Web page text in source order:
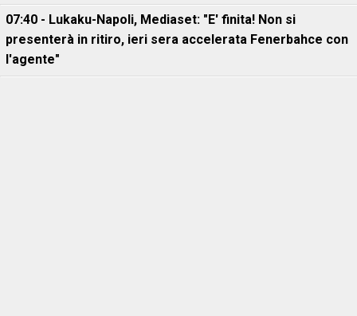
07:40 - Lukaku-Napoli, Mediaset: "E' finita! Non si
presenterà in ritiro, ieri sera accelerata Fenerbahce con
l'agente"